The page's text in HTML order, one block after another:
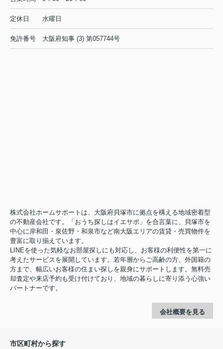
定休日 水曜日
免許番号 大阪府知事 (3) 第057744号
株式会社ホームサポートは、大阪府貝塚市に拠点を構える地域密着型
の不動産会社です。「おうち探しはイエサポ」を合言葉に、貝塚市を
中心に岸和田・泉佐野・和泉市など南大阪エリアの賃貸・売買物件を
豊富に取り揃えています。
LINEを使った気軽なお部屋探しにも対応し、お客様の利便性を第一に
考えたサービスを展開しています。若年層からご高齢の方、外国籍の
方まで、幅広いお客様の住まい探しを親身にサポートします。無料売
却査定や来店予約も受け付けており、地域の暮らしに寄り添う心強い
パートナーです。
会社概要を見る
市区町村から探す